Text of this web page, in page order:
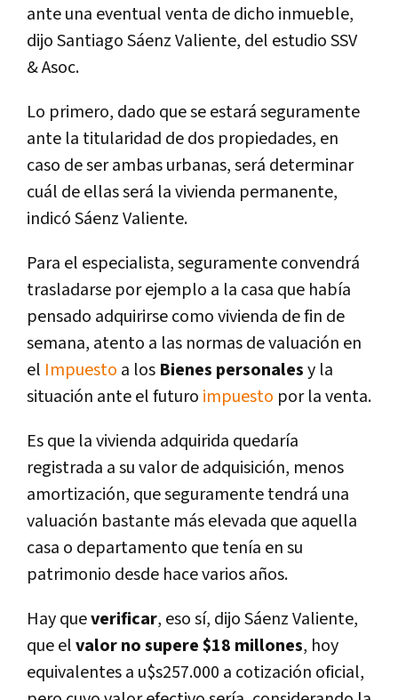
ante una eventual venta de dicho inmueble,
dijo Santiago Sáenz Valiente, del estudio SSV
& Asoc.
Lo primero, dado que se estará seguramente
ante la titularidad de dos propiedades, en
caso de ser ambas urbanas, será determinar
cuál de ellas será la vivienda permanente,
indicó Sáenz Valiente.
Para el especialista, seguramente convendrá
trasladarse por ejemplo a la casa que había
pensado adquirirse como vivienda de fin de
semana, atento a las normas de valuación en
el Impuesto a los Bienes personalesy la
situación ante el futuro impuesto por la venta.
Es que la vivienda adquirida quedaría
registrada a su valor de adquisición, menos
amortización, que seguramente tendrá una
valuación bastante más elevada que aquella
casa o departamento que tenía en su
patrimonio desde hace varios años.
Hay queverificar, eso sí, dijo Sáenz Valiente,
que elvalor no supere $18 millones, hoy
equivalentes a u$s257.000 a cotización oficial,